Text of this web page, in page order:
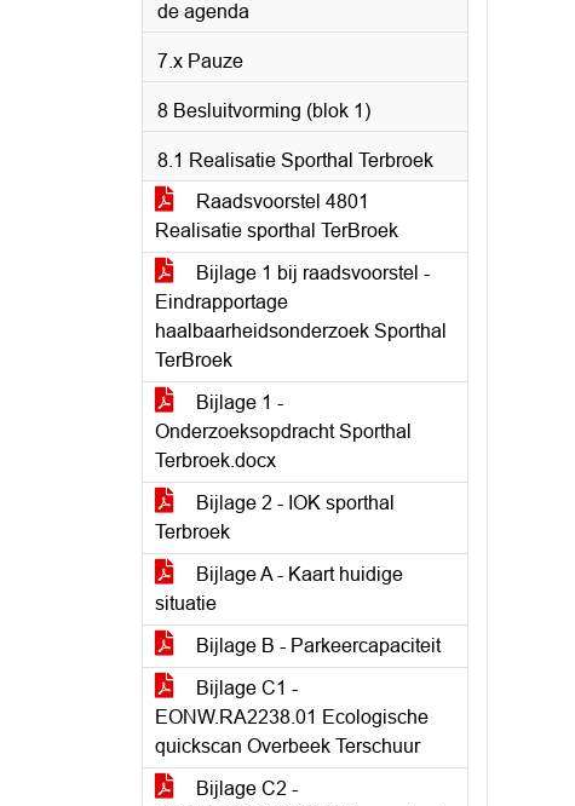
de agenda
7.x Pauze
8 Besluitvorming (blok 1)
8.1 Realisatie Sporthal Terbroek
Raadsvoorstel 4801
Realisatie sporthal TerBroek
Bijlage 1 bij raadsvoorstel -
Eindrapportage
haalbaarheidsonderzoek Sporthal
TerBroek
Bijlage 1 -
Onderzoeksopdracht Sporthal
Terbroek.docx
Bijlage 2 - IOK sporthal
Terbroek
Bijlage A - Kaart huidige
situatie
Bijlage B - Parkeercapaciteit
Bijlage C1 -
EONW.RA2238.01 Ecologische
quickscan Overbeek Terschuur
Bijlage C2 -